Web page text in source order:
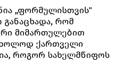
„ფორმულისთვის"
განაცხადა, რომ
მიმართულებით
ქართველი
როგორ სახელმწიფოს